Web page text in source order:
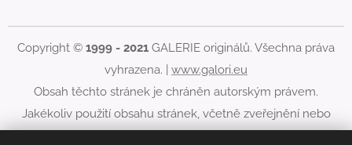
Copyright © 1999 - 2021 GALERIE originálů. Všechna práva
vyhrazena. | www.galori.eu
Obsah těchto stránek je chráněn autorským právem.
Jakékoliv použití obsahu stránek, včetně zveřejnění nebo